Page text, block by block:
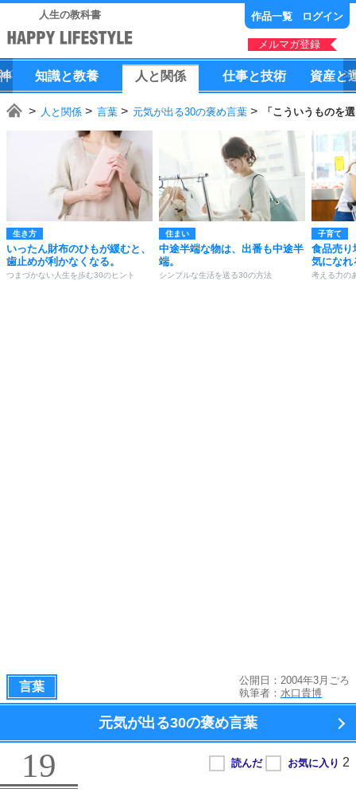
人生の教科書 作品一覧 ログイン
メルマガ登録
知識と教養 人 と 関係 仕事と技術 資産と
人と関係 言葉 元気が出る30の褒め言葉 「こういうものを
生き方
いったん財布のひもが緩むと、
歯止めが利かなくなる。
つまづかない人生を歩む30のヒント
住まい
中途半端な物は、出番も中途半
端。
シンプルな生活を送る30の方法
子育て
食品売り
気になれ
考える力の
言葉
公開日：2004年3月ごろ
執筆者： 水口貴博
元気が出る30の褒め言葉
19